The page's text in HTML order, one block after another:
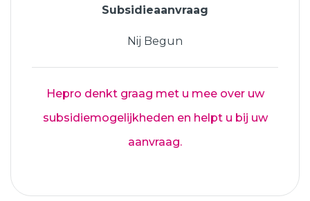
Subsidieaanvraag
Nij Begun
Hepro denkt graag met u mee over uw
subsidiemogelijkheden en helpt u bij uw
aanvraag.